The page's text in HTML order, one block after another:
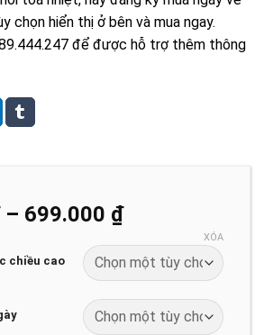
chọn hiển thị ở bên và mua ngay.
để được hỗ trợ thêm thông
– 699.000 ₫Khoảng
từ
399.000 ₫
đến
699.000 ₫
chiều cao
XÓA